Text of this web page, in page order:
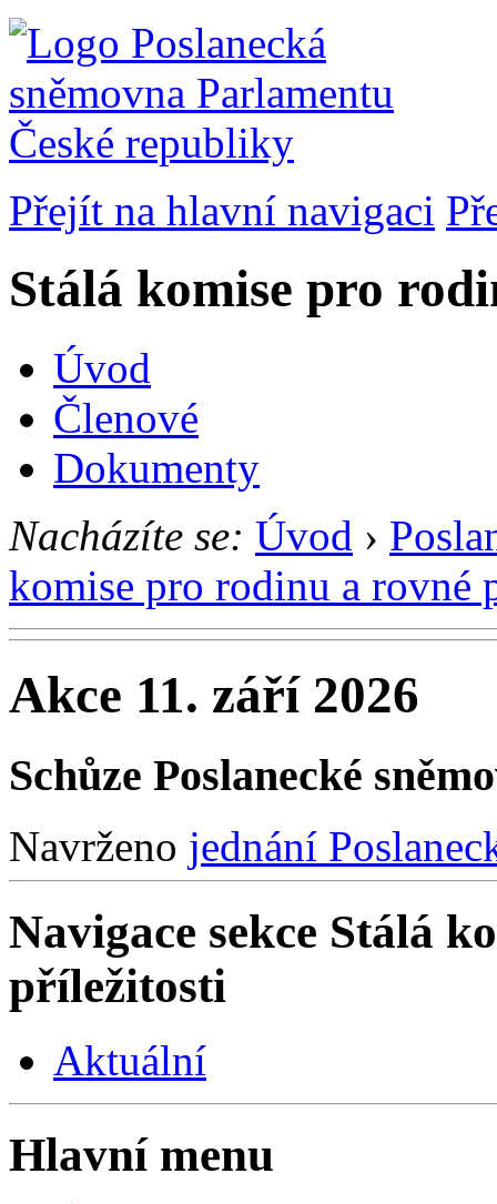
Přejít na hlavní navigaci
Stálá komise pro
Úvod
Členové
Dokumenty
Nacházíte se: Úvod ›
komise pro rodinu a rovné
Akce 11. září 2026
Schůze Poslanecké
Navrženo jednání
Navigace sekce Stálá
příležitosti
Aktuální
Hlavní menu